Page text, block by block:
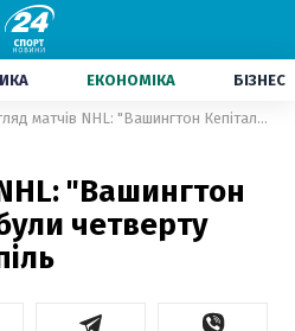
ЕКОНОМІКА БІЗНЕС
Огляд матчів NHL: "Вашингтон Кепіталс" здобули четверту перемогу поспіль
"Вашингтон
четверту